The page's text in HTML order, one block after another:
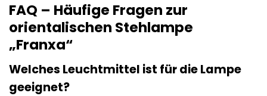
FAQ – Häufige Fragen zur
orientalischen Stehlampe
„Franxa“
Welches Leuchtmittel ist für die Lampe
geeignet?